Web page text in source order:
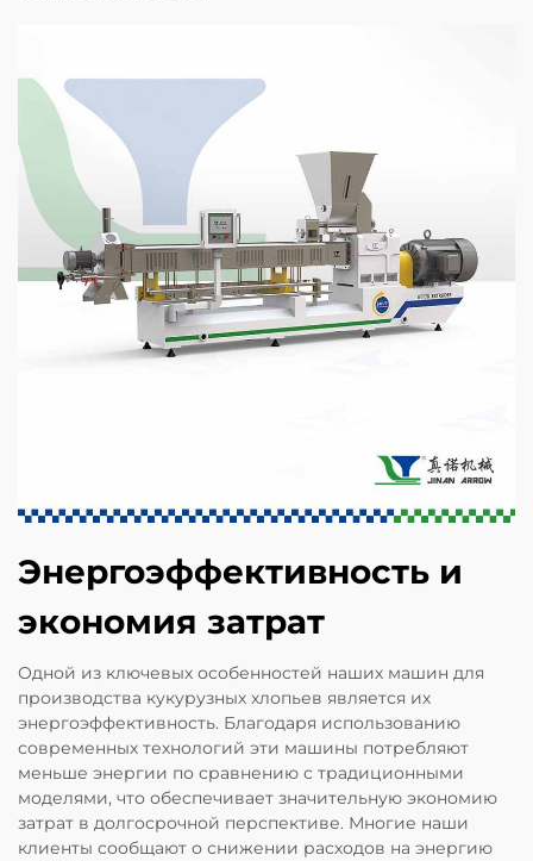
Энергоэффективность и
экономия затрат
Одной из ключевых особенностей наших машин для
производства кукурузных хлопьев является их
энергоэффективность. Благодаря использованию
современных технологий эти машины потребляют
меньше энергии по сравнению с традиционными
моделями, что обеспечивает значительную экономию
затрат в долгосрочной перспективе. Многие наши
клиенты сообщают о снижении расходов на энергию